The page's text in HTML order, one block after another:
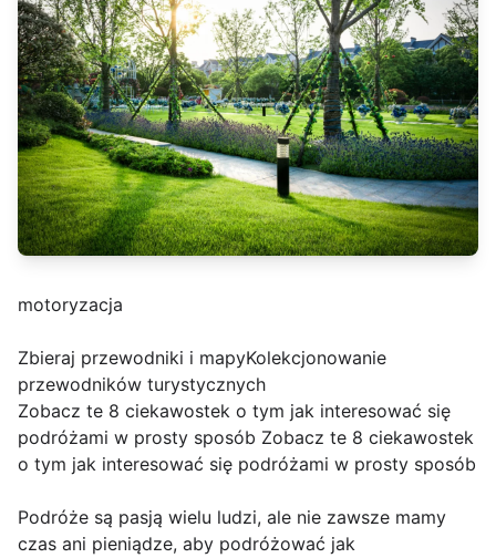
motoryzacja
Zbieraj przewodniki i mapyKolekcjonowanie
przewodników turystycznych
Zobacz te 8 ciekawostek o tym jak interesować się
podróżami w prosty sposób Zobacz te 8 ciekawostek
o tym jak interesować się podróżami w prosty sposób
Podróże są pasją wielu ludzi, ale nie zawsze mamy
czas ani pieniądze, aby podróżować jak